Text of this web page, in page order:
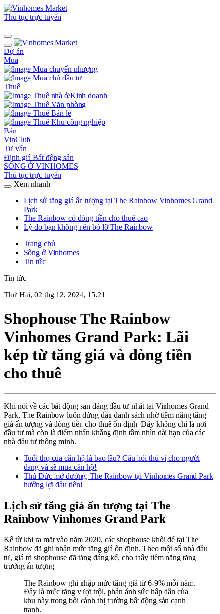
Thủ tục trực tuyến
Dự án
Mua
Mua chuyển nhượng
Mua chủ đầu tư
Thuê
Thuê nhà ở/Kinh doanh
Thuê Văn phòng
Thuê Bán lẻ
Thuê Khu công nghiệp
Bán
VinClub
Tư vấn
Định giá Bất động sản
SỐNG Ở VINHOMES
Thủ tục trực tuyến
Xem nhanh
Lịch sử tăng giá ấn tượng tại The Rainbow Vinhomes Grand
Park
The Rainbow có dòng tiền cho thuê cao
Lý do bạn không nên bỏ lỡ The Rainbow
Trang chủ
Sống ở Vinhomes
Tin tức
Tin tức
Thứ Hai, 02 thg 12, 2024, 15:21
Shophouse The Rainbow
Vinhomes Grand Park: Lãi
kép từ tăng giá và dòng tiền
cho thuê
Khi nói về các bất động sản đáng đầu tư nhất tại Vinhomes Grand
Park, The Rainbow luôn đứng đầu danh sách nhờ tiềm năng tăng
giá ấn tượng và dòng tiền cho thuê ổn định. Đây không chỉ là nơi
đầu tư mà còn là điểm nhấn khẳng định tầm nhìn dài hạn của các
nhà đầu tư thông minh.
Tuổi thọ của căn hộ là bao lâu? Câu hỏi thú vị cho người
đang và sẽ mua căn hộ!
Thủ Đức mở đường, The Rainbow tại Vinhomes Grand Park
hưởng lợi đầu tiên!
Lịch sử tăng giá ấn tượng tại The
Rainbow Vinhomes Grand Park
Kể từ khi ra mắt vào năm 2020, các shophouse khối đế tại The
Rainbow đã ghi nhận mức tăng giá ổn định. Theo một số nhà đầu
tư, giá trị shophouse đã tăng đáng kể, cho thấy tiềm năng tăng
trưởng ấn tượng.
The Rainbow ghi nhập mức tăng giá từ 6-9% mỗi năm.
Đây là mức tăng vượt trội, phản ánh sức hấp dẫn của
khu này trong bối cảnh thị trường bất động sản cạnh
tranh.